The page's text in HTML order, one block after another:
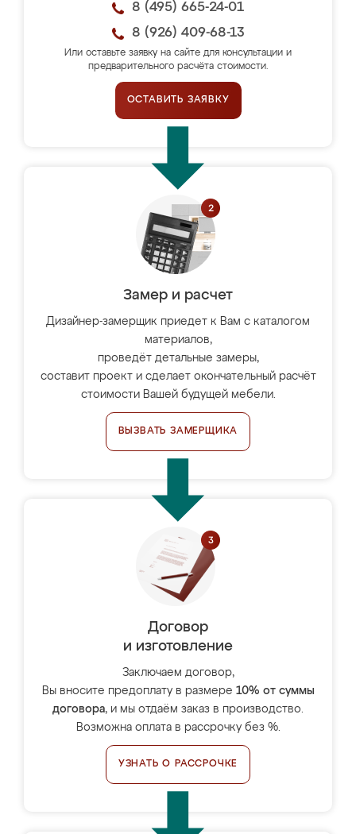
8 (495) 665-24-01
8 (926) 409-68-13
Или оставьте заявку на сайте для консультации и
предварительного расчёта стоимости.
ОСТАВИТЬ ЗАЯВКУ
Замер и расчет
Дизайнер-замерщик приедет к Вам с каталогом
материалов,
проведёт детальные замеры,
составит проект и сделает окончательный расчёт
стоимости Вашей будущей мебели.
ВЫЗВАТЬ ЗАМЕРЩИКА
Договор
и изготовление
Заключаем договор,
Вы вносите предоплату в размере 10% от суммы
договора, и мы отдаём заказ в производство.
Возможна оплата в рассрочку без %.
УЗНАТЬ О РАССРОЧКЕ